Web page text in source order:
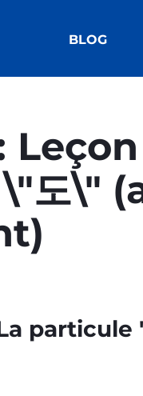
BLOG
도\"
particule